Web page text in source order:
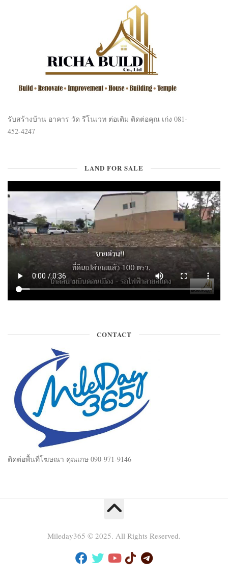
รับสร้างบ้าน อาคาร วัด รีโนเวท ต่อเติม ติดต่อคุณ เก่ง 081-
452-4247
LAND FOR SALE
CONTACT
ติดต่อพื้นที่โฆษณา คุณเกษ 090-971-9146
Mileday365 © 2025. All Rights Reserved.